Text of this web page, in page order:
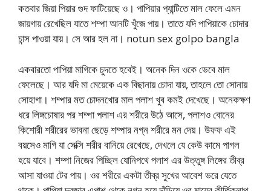
কতবার জিয়া পিয়ার গুদ ফাটিয়েছে ও। পাপিয়ার প্যান্টিতে মাল ফেলে এমন
জায়গায় রেখেছিল যাতে শম্পা আনটি খুঁজে পায়। তাতে যদি পাপিয়াকে চোদার
চান্স পাওয়া যায়। সে আর হল না। notun sex golpo bangla
একবারতো পাপিয়া মাগিকে চুদতে হবেই। অনেক দিন ওকে ভেবে মাল
ফেলেছে। আর যদি মা মেয়েকে এক বিছানায় চোদা যায়, তাহলে তো সোনায়
সোহাগা। শম্পার মত চোদনখোর মাল পলাশ খুব কমই দেখেছে। অনেকক্ষণ
ধরে লিঙ্গচোষার পর শম্পা পলাশ এর শরীরে উঠে আসে, পলাশও বোনের
কিশোরী শরীরের ভাবনা ছেড়ে শম্পার নগ্ন শরীরে মন দেয়। উফফ এই
বয়সেও মাগি যা সেক্সি শরীর বানিয়ে রেখেছে, দেখলে যে কেউ কামে পাগল
হয়ে যাবে। শম্পা নিজের পিচ্ছিল যোনিপথে পলাশ এর উত্তুঙ্গ লিঙ্গের তীব্র
আসা যাওয়া টের পায়। ওর শরীরে একটা তীব্র সুখের আবেশ ভরে যেতে